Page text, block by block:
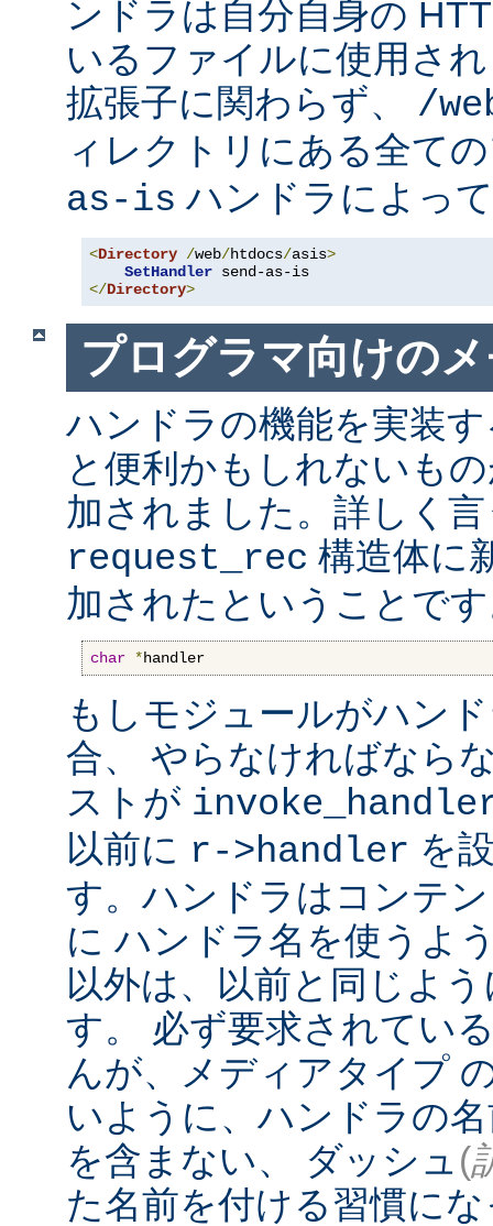
ンドラは自分自身の
いるファイルに使用さ
拡張子に関わらず、 /
ィレクトリにある全て
as-is ハンドラによっ
<Directory /web/htdocs/asis>
SetHandler
</Directory>
プログラマ向けの
ハンドラの機能を実装
と便利かもしれないも
加されました。詳しく
request_rec 構造体に
加されたということで
char *handler
もしモジュールがハン
合、 やらなければなら
ストが
以前に r->handler を
す。ハンドラはコンテ
に ハンドラ名を使うよ
以外は、以前と同じよ
す。 必ず要求されてい
んが、メディアタイプ
いように、ハンドラの
を含まない、 ダッシュ (
た名前を付ける習慣に